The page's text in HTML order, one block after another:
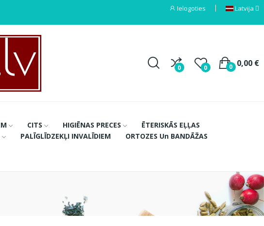
Ielogoties Latvija
0 0 0,00 €
0
CITS HIGIĒNAS PRECES
ĒTERISKĀS EĻĻAS
PALĪGLĪDZEKĻI INVALĪDIEM
ORTOZES Un BANDĀŽAS